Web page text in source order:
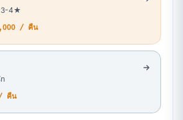
3-4★
/ คืน
คืน